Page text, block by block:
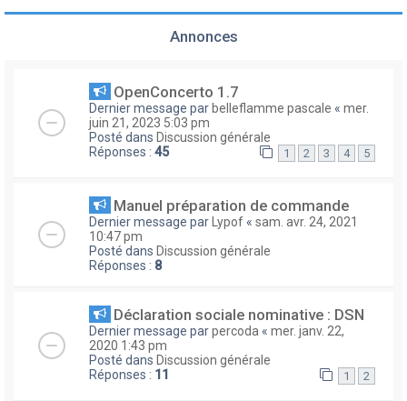
h
Annonces
OpenConcerto 1.7
Dernier message par belleflamme pascale « mer.
juin 21, 2023 5:03 pm
Posté dans Discussion générale
Réponses : 45 1 2 3 4 5
Manuel préparation de commande
Dernier message par Lypof « sam. avr. 24, 2021
10:47 pm
Posté dans Discussion générale
Réponses : 8
Déclaration sociale nominative : DSN
Dernier message parpercoda « mer. janv. 22,
2020 1:43 pm
Posté dans Discussion générale
Réponses : 11 1 2